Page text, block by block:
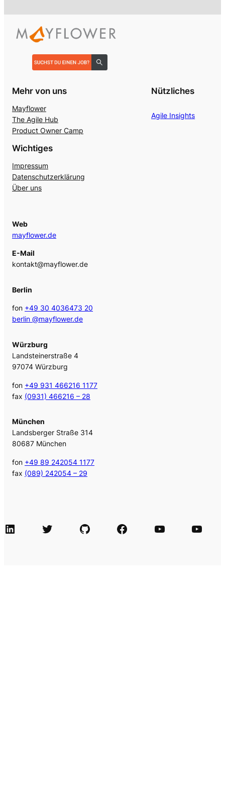
Mehr von uns
Mayflower
The Agile Hub
Product Owner Camp
Nützliches
Agile Insights
Wichtiges
Impressum
Datenschutzerklärung
Über uns
Web
mayflower.de
E-Mail
kontakt@mayflower.de
Berlin
fon +49 30 4036473 20
berlin @mayflower.de
Würzburg
Landsteinerstraße 4
97074 Würzburg
fon +49 931 466216 1177
fax (0931) 466216 – 28
München
Landsberger Straße 314
80687 München
fon +49 89 242054 1177
fax (089) 242054 – 29
LinkedIn Twitter GitHub Facebook Agile Videos Tech-Videos